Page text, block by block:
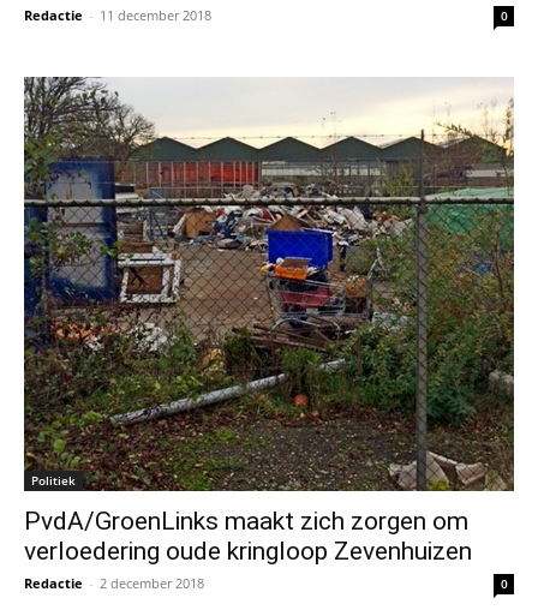
Redactie - 11 december 2018 0
Politiek
PvdA/GroenLinks maakt zich zorgen om
verloedering oude kringloop Zevenhuizen
Redactie - 2 december 2018 0